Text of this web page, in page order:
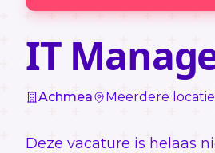
IT
Achmea Meerdere
Deze vacature is helaas